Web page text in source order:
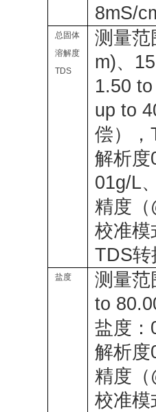
8mS/
总固体
溶解度
TDS
测量范
m)、
1.50
up to
偿），
解析度
01g/L
精度
校准模
TDS转
盐度
测量范
to
盐度
解析度
精度
校准模